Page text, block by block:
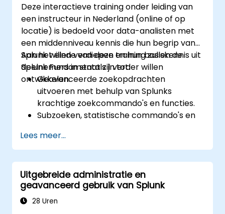
Deze interactieve training onder leiding van
een instructeur in Nederland (online of op
locatie) is bedoeld voor data-analisten met
een middenniveau kennis die hun begrip van
Splunk willen verdiepen en hun basiskennis uit
Splunk Fundamentals 1 verder willen
ontwikkelen.
Aan het einde van deze training zullen de
deelnemers in staat zijn tot:
Geavanceerde zoekopdrachten
uitvoeren met behulp van Splunks
krachtige zoekcommando's en functies.
Subzoeken, statistische commando's en
analyse.
Sofisticeerde rapporten en dashboards
maken met uitgebreide
visualisatiemogelijkheden.
Alerts en geplande rapporten instellen
ter monitoring en kennisgeving.
Lees meer...
Uitgebreide administratie en
geavanceerd gebruik van Splunk
28 Uren